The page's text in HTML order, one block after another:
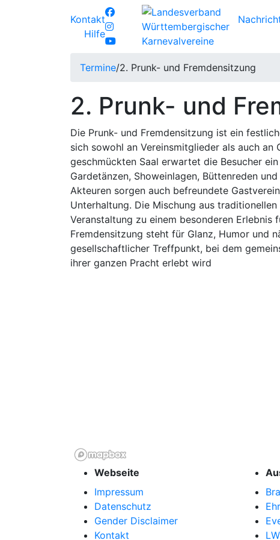
Kontakt
Hilfe
Termine/2. Prunk- und Fremdensitzung
2. Prunk- und
Die Prunk- und Fremdensitzung ist ein
sich sowohl an Vereinsmitglieder als auch an
geschmückten Saal erwartet die Besucher
Gardetänzen, Showeinlagen, Büttenreden
Akteuren sorgen auch befreundete
Unterhaltung. Die Mischung aus
Veranstaltung zu einem besonderen Erlebnis
Fremdensitzung steht für Glanz, Humor und
gesellschaftlicher Treffpunkt, bei dem
ihrer ganzen Pracht erlebt wird
Webseite
Impressum
Datenschutz
Gender Disclaimer
Kontakt